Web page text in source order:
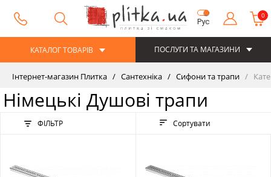
Рус
0
КАТАЛОГ ТОВАРІВ ПОСЛУГИ ТА МАГАЗИНИ
Інтернет-магазин Плитка Сантехніка Сифони та трапи
Німецькі Душові трапи
ФІЛЬТР Сортувати